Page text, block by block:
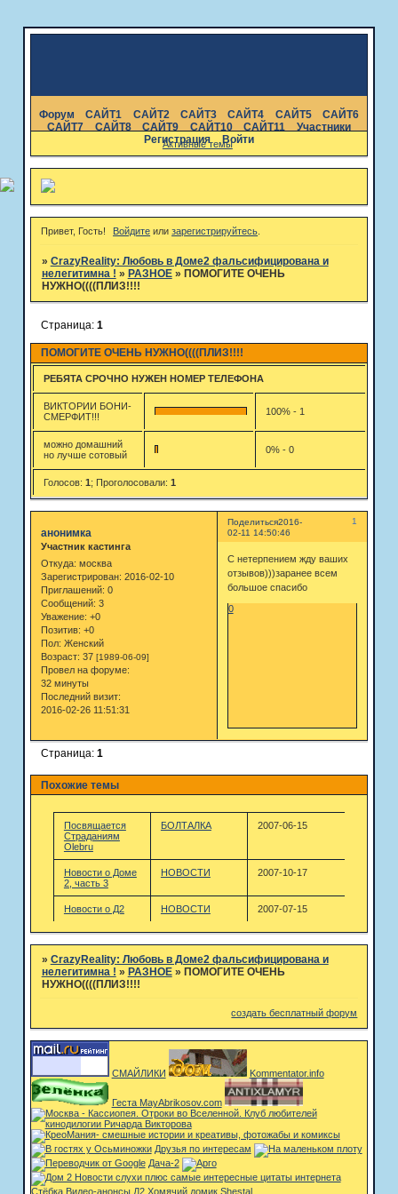
Форум САЙТ1 САЙТ2 САЙТ3 САЙТ4 САЙТ5
САЙТ6
САЙТ7
САЙТ8 САЙТ9 САЙТ10 САЙТ11
Участники
Регистрация
Войти
Активные темы
Привет, Гость! Войдите илизарегистрируйтесь
» CrazyReality: Любовь в Доме2 фальсифицирована и
нелегитимна ! » РАЗНОЕ » ПОМОГИТЕ ОЧЕНЬ
НУЖНО((((ПЛИЗ!!!!
ПОМОГИТЕ ОЧЕНЬ НУЖНО((((ПЛИЗ!!!!
Страница: 1
РЕБЯТА СРОЧНО НУЖЕН НОМЕР ТЕЛЕФОНА
ВИКТОРИИ БОНИ-
СМЕРФИТ!!!
100% - 1
можно домашний
но лучше сотовый
0% - 0
Голосов: 1; Проголосовали: 1
Поделиться 1
2016-
02-11 14:50:46
анонимка
Участник кастинга
Откуда: москва
Зарегистрирован: 2016-02-10
Приглашений: 0
Сообщений: 3
Уважение: +0
Позитив: +0
Пол: Женский
Возраст: 37 [1989-06-09]
Провел на форуме:
32 минуты
Последний визит:
2016-02-26 11:51:31
С нетерпением жду ваших
отзывов)))заранее всем
большое спасибо
0
Страница: 1
Похожие темы
Посвящается
Страданиям
Olebru
БОЛТАЛКА 2007-06-15
Новости о Доме
2, часть 3
НОВОСТИ 2007-10-17
Новости о Д2 НОВОСТИ 2007-07-15
» CrazyReality: Любовь в Доме2 фальсифицирована и
нелегитимна ! » РАЗНОЕ » ПОМОГИТЕ ОЧЕНЬ
НУЖНО((((ПЛИЗ!!!!
создать бесплатный форум
СМАЙЛИКИ Kommentator.info
Геста MayAbrikosov.com
Друзья по интересам
Дача-2
Стёбка Видео-анонсы Д2 Хомячий домик Shestal